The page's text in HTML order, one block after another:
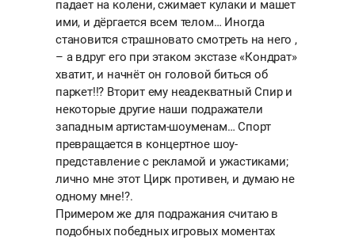
падает на колени, сжимает кулаки и машет
ими, и дёргается всем телом… Иногда
становится страшновато смотреть на него ,
– а вдруг его при этаком экстазе «Кондрат»
хватит, и начнёт он головой биться об
паркет!!? Вторит ему неадекватный Спир и
некоторые другие наши подражатели
западным артистам-шоуменам… Спорт
превращается в концертное шоу-
представление с рекламой и ужастиками;
лично мне этот Цирк противен, и думаю не
одному мне!?.
Примером же для подражания считаю в
подобных победных игровых моментах